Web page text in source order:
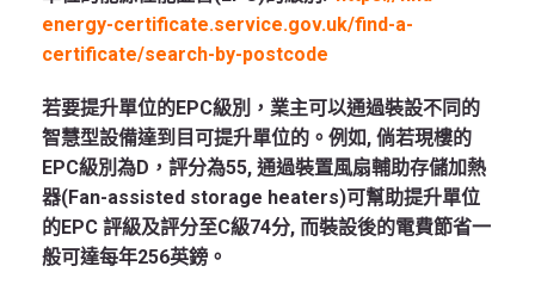
energy-certificate.service.gov.uk/find-a-
certificate/search-by-postcode
若要提升單位的EPC級別，業主可以通過裝設不同的
智慧型設備達到目可提升單位的。例如, 倘若現樓的
EPC級別為D，評分為55, 通過裝置風扇輔助存儲加熱
器(Fan-assisted storage heaters)可幫助提升單位
的EPC 評級及評分至C級74分, 而裝設後的電費節省一
般可達每年256英鎊。